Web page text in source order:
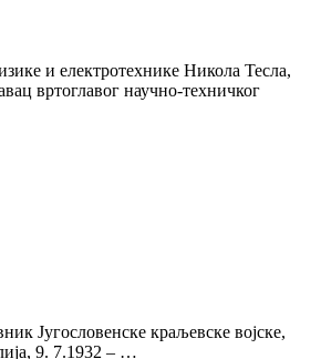
и електротехнике Никола Тесла,
вртоглавог научно-техничког
Југословенске краљевске војске,
9. 7.1932 – …